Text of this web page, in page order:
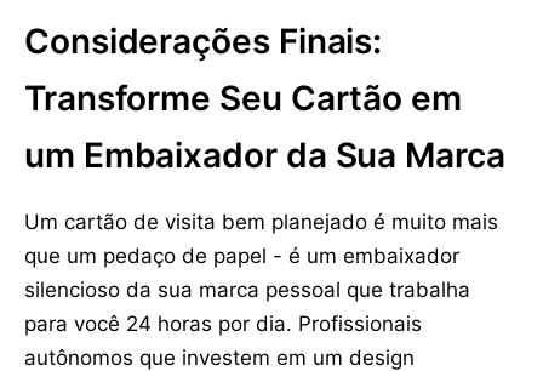
Considerações Finais:
Transforme Seu Cartão em
um Embaixador da Sua Marca
Um cartão de visita bem planejado é muito mais
que um pedaço de papel - é um embaixador
silencioso da sua marca pessoal que trabalha
para você 24 horas por dia. Profissionais
autônomos que investem em um design